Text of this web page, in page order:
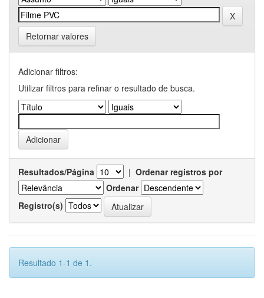
Retornar valores
Adicionar filtros:
Utilizar filtros para refinar o resultado de busca.
Resultados/Página | Ordenar registros por
Ordenar
Registro(s)
Resultado 1-1 de 1.